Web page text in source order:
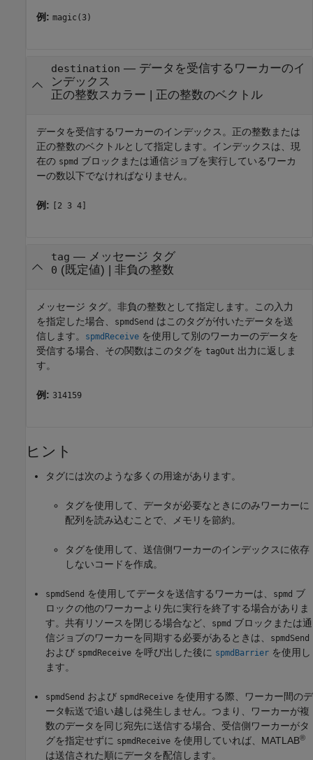
例: magic(3)
destination — データを受信するワーカーのイ
ンデックス
正の整数スカラー | 正の整数のベクトル
データを受信するワーカーのインデックス。正の整数または
正の整数のベクトルとして指定します。インデックスは、現
在の spmd ブロックまたは通信ジョブを実行しているワーカ
ーの数以下でなければなりません。
例: [2 3 4]
tag — メッセージ タグ
0 (既定値) | 非負の整数
メッセージ タグ。非負の整数として指定します。この入力
を指定した場合、
spmdSend はこのタグが付いたデータを送
信します。
spmdReceive を使用して別のワーカーのデータを
受信する場合、その関数はこのタグを tagOut 出力に返しま
す。
例: 314159
ヒント
タグには次のような多くの用途があります。
タグを使用して、データが必要なときにのみワーカーに
配列を読み込むことで、メモリを節約。
タグを使用して、送信側ワーカーのインデックスに依存
しないコードを作成。
spmdSend を使用してデータを送信するワーカーは、 spmd ブ
ロックの他のワーカーより先に実行を終了する場合がありま
す。共有リソースを閉じる場合など、
spmd ブロックまたは通
信ジョブのワーカーを同期する必要があるときは、
spmdSend
および spmdReceive を呼び出した後に spmdBarrier を使用し
ます。
spmdSend および spmdReceive を使用する際、ワーカー間のデ
ータ転送で追い越しは発生しません。つまり、ワーカーが複
数のデータを同じ宛先に送信する場合、受信側ワーカーがタ
グを指定せずに spmdReceive を使用していれば、MATLAB®
は送信された順にデータを配信します。